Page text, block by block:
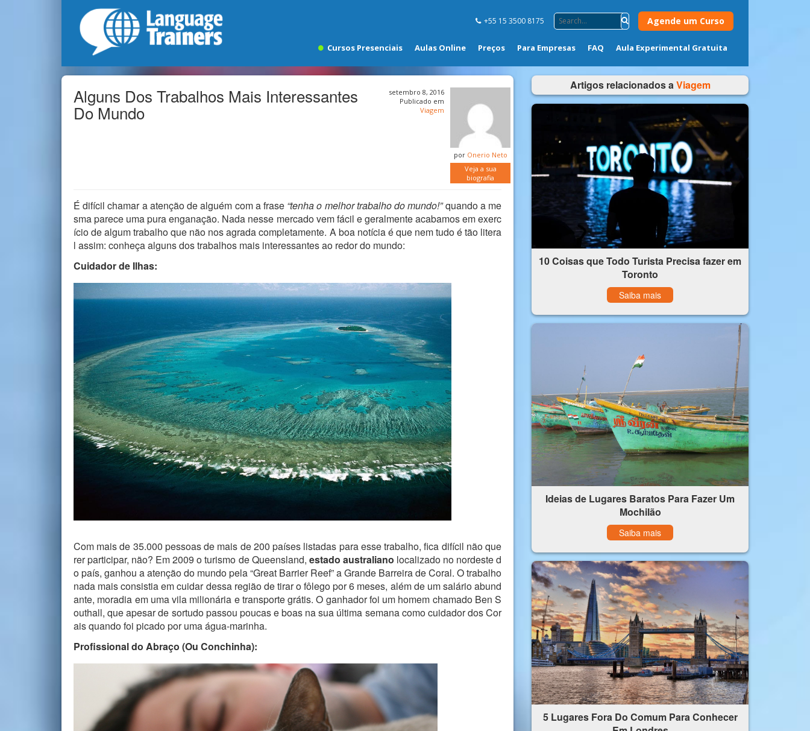
+55 15 3500 8175 Agende um Curso
Cursos Presenciais Aulas Online Preços Para Empresas FAQ Aula Experimental Gratuita
Alguns Dos Trabalhos Mais Interessantes
Do Mundo
por Onerio Neto
Veja a sua
biografia
setembro 8, 2016
Publicado em
Viagem
É difícil chamar a atenção de alguém com a frase “tenha o melhor trabalho do mundo!”quando a me
sma parece uma pura enganação. Nada nesse mercado vem fácil e geralmente acabamos em exerc
ício de algum trabalho que não nos agrada completamente. A boa notícia é que nem tudo é tão litera
l assim: conheça alguns dos trabalhos mais interessantes ao redor do mundo:
Cuidador de Ilhas:
Com mais de 35.000 pessoas de mais de 200 países listadas para esse trabalho, fica difícil não que
rer participar, não? Em 2009 o turismo de Queensland, estado australiano localizado no nordeste d
o país, ganhou a atenção do mundo pela “Great Barrier Reef” a Grande Barreira de Coral. O trabalho
nada mais consistia em cuidar dessa região de tirar o fôlego por 6 meses, além de um salário abund
ante, moradia em uma vila milionária e transporte grátis. O ganhador foi um homem chamado Ben S
outhall, que apesar de sortudo passou poucas e boas na sua última semana como cuidador dos Cor
ais quando foi picado por uma água-marinha.
Profissional do Abraço (Ou Conchinha):
Artigos relacionados aViagem
10 Coisas que Todo Turista Precisa fazer em
Toronto
Saiba mais
Ideias de Lugares Baratos Para Fazer Um
Mochilão
Saiba mais
5 Lugares Fora Do Comum Para Conhecer